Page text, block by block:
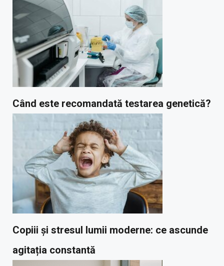
Când este recomandată testarea genetică?
Copiii și stresul lumii moderne: ce ascunde
agitația constantă